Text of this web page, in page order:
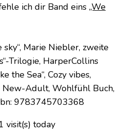
ich dir Band eins „We
visit(s) today